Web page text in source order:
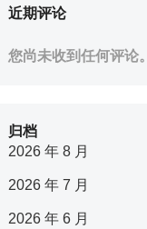
近期评论
您尚未收到任何评论。
归档
2026 年 8 月
2026 年 7 月
2026 年 6 月